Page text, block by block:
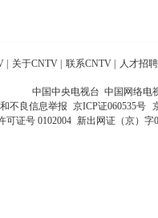
关于CNTV 联系CNTV 人才招聘
中国中央电视台 中国网络电
不良信息举报 京ICP证060535号
可证号 0102004 新出网证（京）